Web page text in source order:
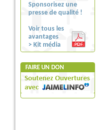
Sponsorisez une
presse de qualité !
Voir tous les
avantages
> Kit média
FAIRE UN DON